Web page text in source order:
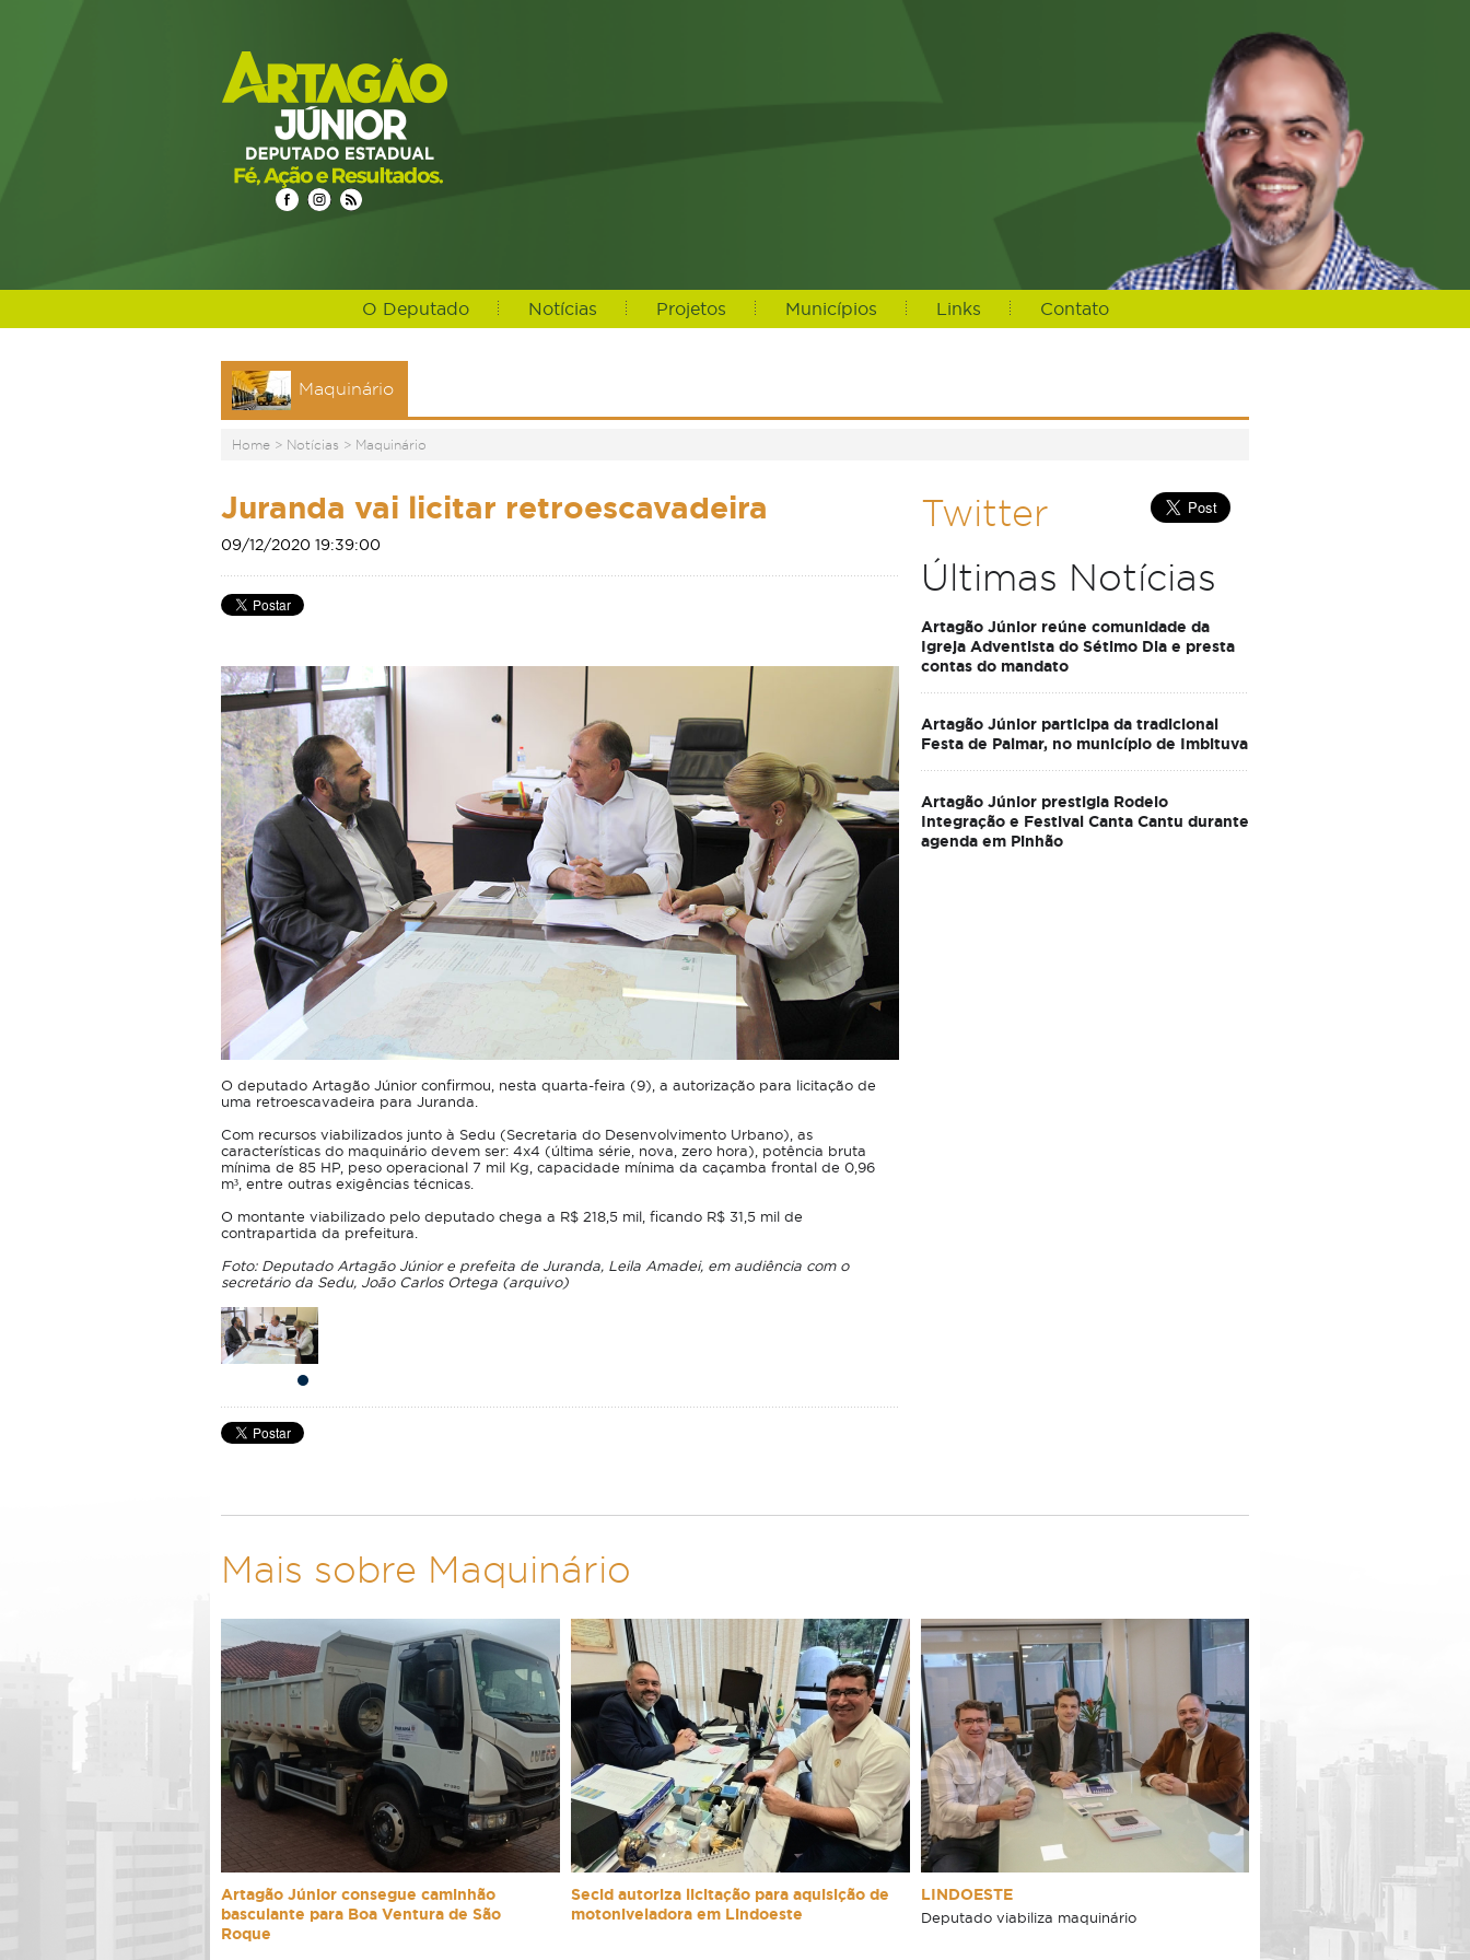
O Deputado Notícias Projetos Municípios Links Contato
Maquinário
Home > Notícias > Maquinário
Juranda vai licitar retroescavadeira
09/12/2020 19:39:00
O deputado Artagão Júnior confirmou, nesta quarta-feira (9), a autorização para licitação de
uma retroescavadeira para Juranda.
Com recursos viabilizados junto à Sedu (Secretaria do Desenvolvimento Urbano), as
características do maquinário devem ser: 4x4 (última série, nova, zero hora), potência bruta
mínima de 85 HP, peso operacional 7 mil Kg, capacidade mínima da caçamba frontal de 0,96
m³, entre outras exigências técnicas.
O montante viabilizado pelo deputado chega a R$ 218,5 mil, ficando R$ 31,5 mil de
contrapartida da prefeitura.
Foto: Deputado Artagão Júnior e prefeita de Juranda, Leila Amadei, em audiência com o
secretário da Sedu, João Carlos Ortega (arquivo)
Twitter
Últimas Notícias
Artagão Júnior reúne comunidade da
Igreja Adventista do Sétimo Dia e presta
contas do mandato
Artagão Júnior participa da tradicional
Festa de Palmar, no município de Imbituva
Artagão Júnior prestigia Rodeio
Integração e Festival Canta Cantu durante
agenda em Pinhão
Mais sobre Maquinário
Artagão Júnior consegue caminhão
basculante para Boa Ventura de São
Roque
Secid autoriza licitação para aquisição de
motoniveladora em Lindoeste
LINDOESTE
Deputado viabiliza maquinário